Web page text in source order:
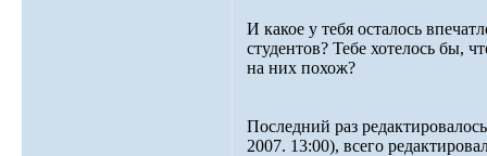
И какое у тебя осталось
студентов? Тебе хотелось бы,
на них похож?
Последний раз
2007. 13:00), всего